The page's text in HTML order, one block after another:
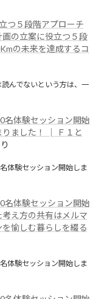
つ５段階アプローチ
の立案に役立つ５段
の未来を達成するコ
んでないという方は、一
体験セッション開始
りました！ │ Ｆ１と
体験セッション開始しま
体験セッション開始
え方の共有はメルマ
愉しむ暮らしを綴る
体験セッション開始しま